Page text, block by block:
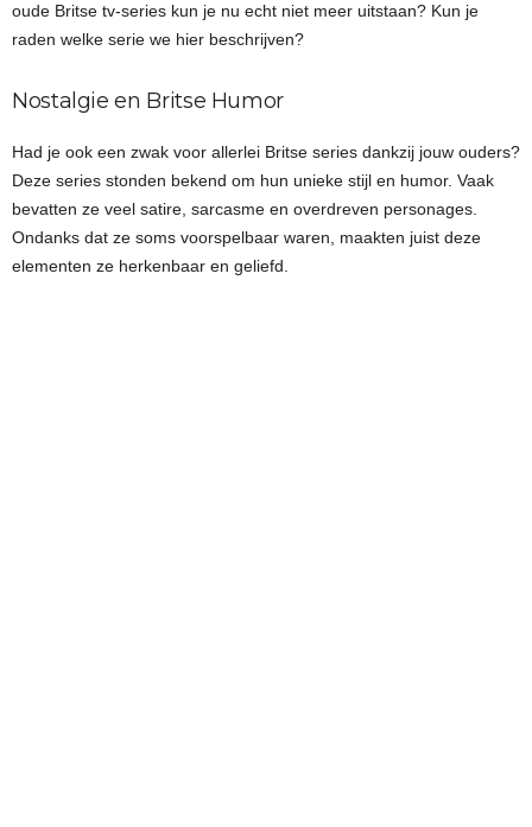
oude Britse tv-series kun je nu echt niet meer uitstaan? Kun je
raden welke serie we hier beschrijven?
Nostalgie en Britse Humor
Had je ook een zwak voor allerlei Britse series dankzij jouw ouders?
Deze series stonden bekend om hun unieke stijl en humor. Vaak
bevatten ze veel satire, sarcasme en overdreven personages.
Ondanks dat ze soms voorspelbaar waren, maakten juist deze
elementen ze herkenbaar en geliefd.